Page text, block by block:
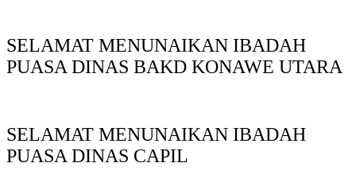
SELAMAT MENUNAIKAN IBADAH
PUASA DINAS BAKD KONAWE UTARA
SELAMAT MENUNAIKAN IBADAH
PUASA DINAS CAPIL